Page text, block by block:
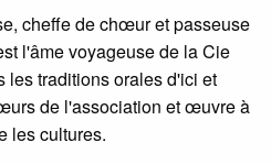
cheffe de chœur et passeuse
l'âme voyageuse de la Cie
les traditions orales d'ici et
de l'association et œuvre à
les cultures.